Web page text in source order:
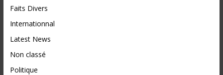
Faits Divers
Internationnal
Latest News
Non classé
Politique